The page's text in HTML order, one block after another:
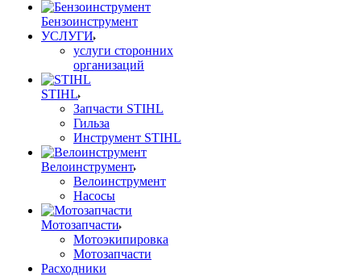
Бензоинструмент
УСЛУГИ
услуги сторонних
организаций
STIHL
Запчасти STIHL
Гильза
Инструмент STIHL
Велоинструмент
Велоинструмент
Насосы
Мотозапчасти
Мотоэкипировка
Мотозапчасти
Расходники